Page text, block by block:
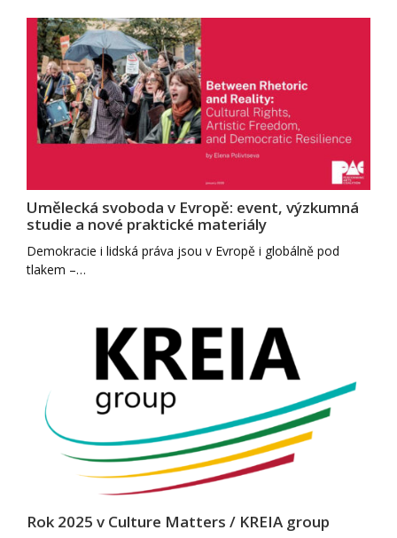
Umělecká svoboda v Evropě: event, výzkumná
studie a nové praktické materiály
Demokracie i lidská práva jsou v Evropě i globálně pod
tlakem –…
Rok 2025 v Culture Matters / KREIA group